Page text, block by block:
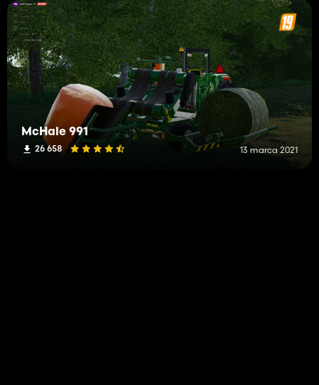
McHale 991
26 658 13 marca 2021